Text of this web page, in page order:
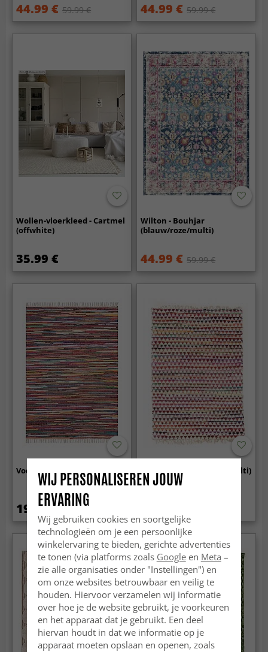
44.99 € 59.99 € 44.99 € 59.99 €
Wollen-vloerkleed - Cartmel
(offwhite)
35.99 €
Wilton - Bouhjar
(blauw/roze/multi)
44.99 € 59.99 €
Voddenkleed - Osian (multi)
19.99 €
Voddenkleed - Lindby (multi)
WIJ PERSONALISEREN JOUW
ERVARING
Wij gebruiken cookies en soortgelijke
technologieën om je een persoonlijke
winkelervaring te bieden, gerichte advertenties
te tonen (via platforms zoals Googleen Meta –
zie alle organisaties onder "Instellingen") en
om onze websites betrouwbaar en veilig te
houden. Hiervoor verzamelen wij informatie
over hoe je de website gebruikt, je voorkeuren
en het apparaat dat je gebruikt. Een deel
hiervan houdt in dat we informatie op je
apparaat moeten opslaan en openen, zoals